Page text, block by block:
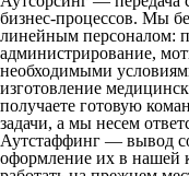
бизнес-процессов. Мы
линейным персоналом:
администрирование,
необходимыми
изготовление
получаете готовую
задачи, а мы несем
Аутстаффинг — вывод
оформление их в нашей